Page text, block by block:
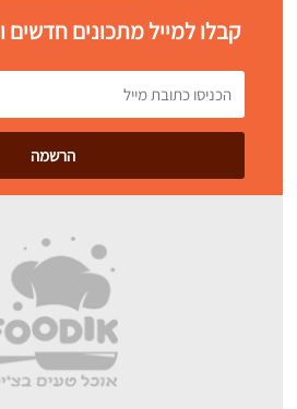
קבלו למייל מתכונים חדשים